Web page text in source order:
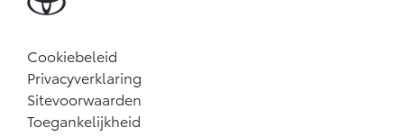
Cookiebeleid
Privacyverklaring
Sitevoorwaarden
Toegankelijkheid